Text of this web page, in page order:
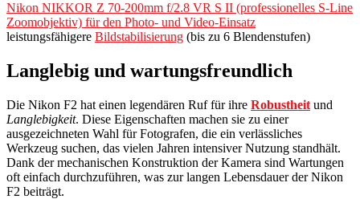
Nikon NIKKOR Z 70‑200mm f/2.8 VR S II (professionelles S-Line
Zoomobjektiv) für den Photo- und Video-Einsatz
leistungsfähigere Bildstabilisierung (bis zu 6 Blendenstufen)
Langlebig und wartungsfreundlich
Die Nikon F2 hat einen legendären Ruf für ihre Robustheit und
Langlebigkeit. Diese Eigenschaften machen sie zu einer
ausgezeichneten Wahl für Fotografen, die ein verlässliches
Werkzeug suchen, das vielen Jahren intensiver Nutzung standhält.
Dank der mechanischen Konstruktion der Kamera sind Wartungen
oft einfach durchzuführen, was zur langen Lebensdauer der Nikon
F2 beiträgt.